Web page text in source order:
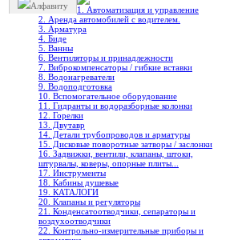
Алфавиту
1. Автоматизация и управление
2. Аренда автомобилей с водителем.
3. Арматура
4. Биде
5. Ванны
6. Вентиляторы и принадлежности
7. Виброкомпенсаторы / гибкие вставки
8. Водонагреватели
9. Водоподготовка
10. Вспомогательное оборудование
11. Гидранты и водоразборные колонки
12. Горелки
13. Двутавр
14. Детали трубопроводов и арматуры
15. Дисковые поворотные затворы / заслонки
16. Задвижки, вентили, клапаны, штоки,
штурвалы, коверы, опорные плиты...
17. Инструменты
18. Кабины душевые
19. КАТАЛОГИ
20. Клапаны и регуляторы
21. Конденсатоотводчики, сепараторы и
воздухоотводчики
22. Контрольно-измерительные приборы и